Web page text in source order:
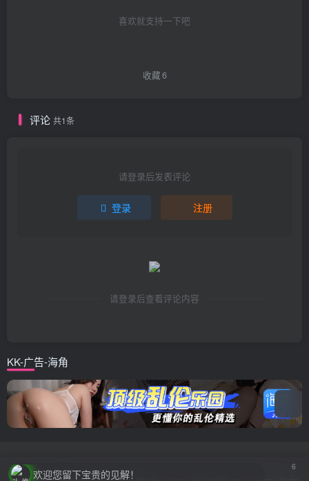
喜欢就支持一下吧
收藏6
评论 共1条
请登录后发表评论
登录 注册
请登录后查看评论内容
KK-广告-海角
欢迎您留下宝贵的见解！
6